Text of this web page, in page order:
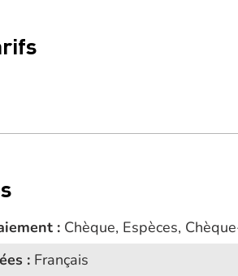
: Chèque, Espèces,
: Français